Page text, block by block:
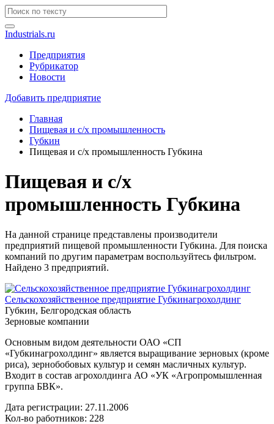
Industrials.ru
Предприятия
Рубрикатор
Новости
Добавить предприятие
Главная
Пищевая и с/х промышленность
Губкин
Пищевая и с/х промышленность Губкина
Пищевая и с/х
промышленность Губкина
На данной странице представлены производители
предприятий пищевой промышленности Губкина. Для поиска
компаний по другим параметрам воспользуйтесь фильтром.
Найдено 3 предприятий.
Сельскохозяйственное предприятие Губкинагрохолдинг
Губкин, Белгородская область
Зерновые компании
Основным видом деятельности ОАО «СП
«Губкинагрохолдинг» является выращивание зерновых (кроме
риса), зернобобовых культур и семян масличных культур.
Входит в состав агрохолдинга АО «УК «Агропромышленная
группа БВК».
Дата регистрации: 27.11.2006
Кол-во работников: 228